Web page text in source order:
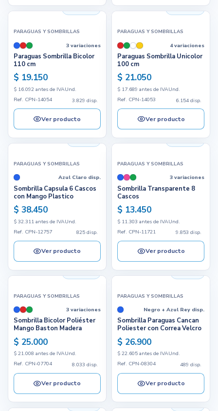
PARAGUAS Y SOMBRILLAS
3 variaciones
Paraguas Sombrilla Bicolor
110 cm
$ 19.150
$ 16.092 antes de IVAUnd.
Ref. CPN-14054
3.829 disp.
Ver producto
PARAGUAS Y SOMBRILLAS
4 variaciones
Paraguas Sombrilla Unicolor
100 cm
$ 21.050
$ 17.689 antes de IVAUnd.
Ref. CPN-14053
6.154 disp.
Ver producto
PARAGUAS Y SOMBRILLAS
Azul Claro disp.
Sombrilla Capsula 6 Cascos
con Mango Plastico
$ 38.450
$ 32.311 antes de IVAUnd.
Ref. CPN-12757
825 disp.
Ver producto
PARAGUAS Y SOMBRILLAS
3 variaciones
Sombrilla Transparente 8
Cascos
$ 13.450
$ 11.303 antes de IVAUnd.
Ref. CPN-11721
9.853 disp.
Ver producto
8.033 disp.
PARAGUAS Y SOMBRILLAS
3 variaciones
Sombrilla Bicolor Poliéster
Mango Baston Madera
$ 25.000
$ 21.008 antes de IVAUnd.
Ref. CPN-07704
8.033 disp.
Ver producto
489 disp.
PARAGUAS Y SOMBRILLAS
Negro + Azul Rey disp.
Sombrilla Paraguas Cancan
Poliester con Correa Velcro
$ 26.900
$ 22.605 antes de IVAUnd.
Ref. CPN-08304
489 disp.
Ver producto